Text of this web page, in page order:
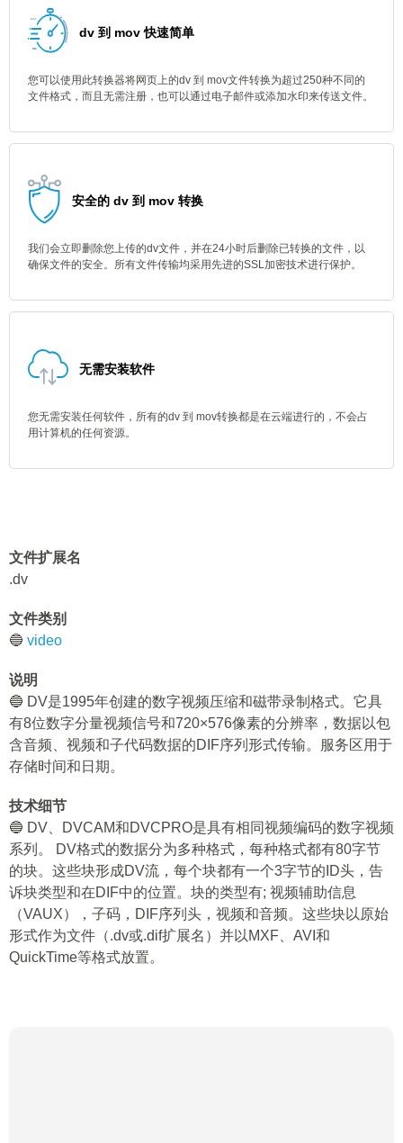
dv 到 mov 快速简单
您可以使用此转换器将网页上的dv 到 mov文件转换为超过250种不同的
文件格式，而且无需注册，也可以通过电子邮件或添加水印来传送文件。
安全的 dv 到 mov 转换
我们会立即删除您上传的dv文件，并在24小时后删除已转换的文件，以
确保文件的安全。所有文件传输均采用先进的SSL加密技术进行保护。
无需安装软件
您无需安装任何软件，所有的dv 到 mov转换都是在云端进行的，不会占
用计算机的任何资源。
文件扩展名
.dv
文件类别
🔵 video
说明
🔵 DV是1995年创建的数字视频压缩和磁带录制格式。它具
有8位数字分量视频信号和720×576像素的分辨率，数据以包
含音频、视频和子代码数据的DIF序列形式传输。服务区用于
存储时间和日期。
技术细节
🔵 DV、DVCAM和DVCPRO是具有相同视频编码的数字视频
系列。 DV格式的数据分为多种格式，每种格式都有80字节
的块。这些块形成DV流，每个块都有一个3字节的ID头，告
诉块类型和在DIF中的位置。块的类型有; 视频辅助信息
（VAUX），子码，DIF序列头，视频和音频。这些块以原始
形式作为文件（.dv或.dif扩展名）并以MXF、AVI和
QuickTime等格式放置。